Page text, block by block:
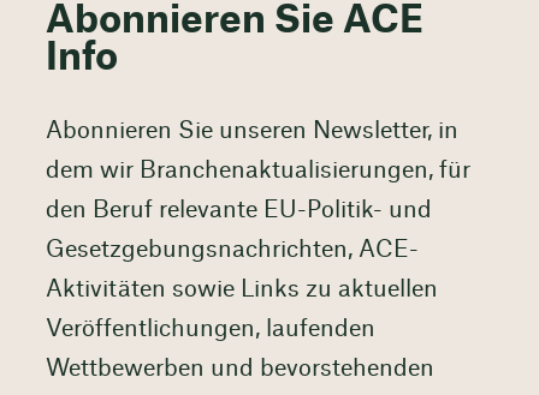
Abonnieren Sie ACE
Info
Abonnieren Sie unseren Newsletter, in
dem wir Branchenaktualisierungen, für
den Beruf relevante EU-Politik- und
Gesetzgebungsnachrichten, ACE-
Aktivitäten sowie Links zu aktuellen
Veröffentlichungen, laufenden
Wettbewerben und bevorstehenden